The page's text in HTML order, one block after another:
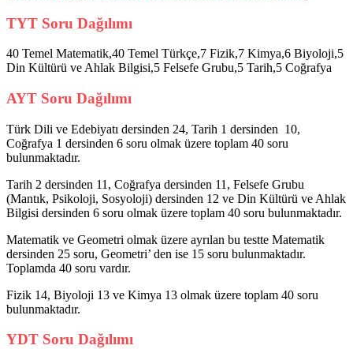
TYT Soru Dağılımı
40 Temel Matematik,40 Temel Türkçe,7 Fizik,7 Kimya,6 Biyoloji,5
Din Kültürü ve Ahlak Bilgisi,5 Felsefe Grubu,5 Tarih,5 Coğrafya
AYT Soru Dağılımı
Türk Dili ve Edebiyatı dersinden 24, Tarih 1 dersinden 10,
Coğrafya 1 dersinden 6 soru olmak üzere toplam 40 soru
bulunmaktadır.
Tarih 2 dersinden 11, Coğrafya dersinden 11, Felsefe Grubu
(Mantık, Psikoloji, Sosyoloji) dersinden 12 ve Din Kültürü ve Ahlak
Bilgisi dersinden 6 soru olmak üzere toplam 40 soru bulunmaktadır.
Matematik ve Geometri olmak üzere ayrılan bu testte Matematik
dersinden 25 soru, Geometri’ den ise 15 soru bulunmaktadır.
Toplamda 40 soru vardır.
Fizik 14, Biyoloji 13 ve Kimya 13 olmak üzere toplam 40 soru
bulunmaktadır.
YDT Soru Dağılımı